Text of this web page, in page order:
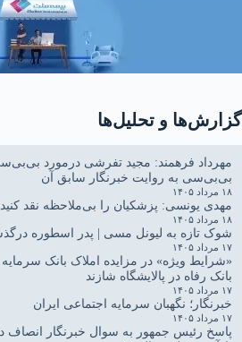
گزارش‌ها و تحلیل‌ها
مهرداد فرهمند: مجید تفرشی درمورد
بی‌بی‌سی به روایت خبرنگار سابق آن
۱۸ مرداد ۱۴۰۵
مهدی یونسی: پزشکیان را بی‌ملاحظه نقد
۱۸ مرداد ۱۴۰۵
شوک تازه به لیونل مسی | پدر اسطوره
۱۷ مرداد ۱۴۰۵
«شرایط ویژه» در مزایده املاک بانک
بانک رفاه در پالایشگاه شازند
۱۷ مرداد ۱۴۰۵
خبرنگار؛ نگهبان سرمایه اجتماعی ایران
۱۷ مرداد ۱۴۰۵